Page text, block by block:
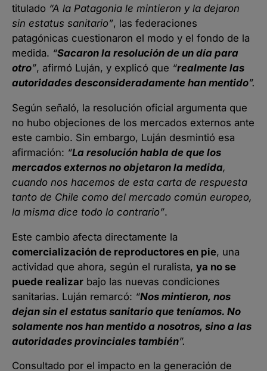
titulado “A la Patagonia le mintieron y la dejaron
sin estatus sanitario”, las federaciones
patagónicas cuestionaron el modo y el fondo de la
medida. “Sacaron la resolución de un día para
otro”, afirmó Luján, y explicó que “realmente las
autoridades desconsideradamente han mentido”.
Según señaló, la resolución oficial argumenta que
no hubo objeciones de los mercados externos ante
este cambio. Sin embargo, Luján desmintió esa
afirmación: “La resolución habla de que los
mercados externos no objetaron la medida,
cuando nos hacemos de esta carta de respuesta
tanto de Chile como del mercado común europeo,
la misma dice todo lo contrario”.
Este cambio afecta directamente la
comercialización de reproductores en pie, una
actividad que ahora, según el ruralista, ya no se
puede realizar bajo las nuevas condiciones
sanitarias. Luján remarcó: “Nos mintieron, nos
dejan sin el estatus sanitario que teníamos. No
solamente nos han mentido a nosotros, sino a las
autoridades provinciales también”.
Consultado por el impacto en la generación de